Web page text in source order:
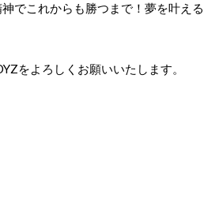
神でこれからも勝つまで！夢を叶える
をよろしくお願いいたします。